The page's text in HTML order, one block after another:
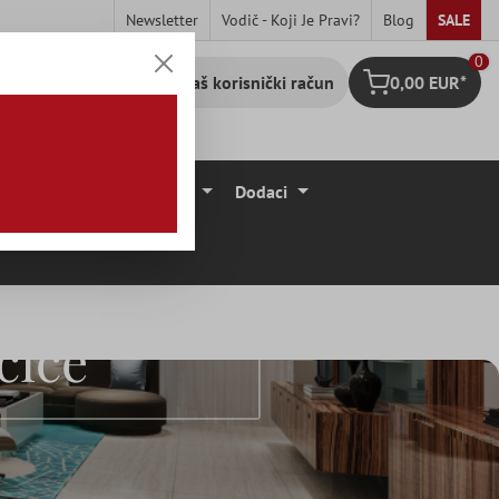
Newsletter Vodič - Koji Je Pravi? Blog SALE
Vaš korisnički račun Košarica
0
0,00 EUR*
Dodaci